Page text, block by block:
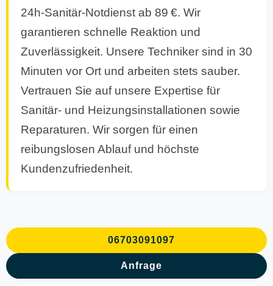
24h-Sanitär-Notdienst ab 89 €. Wir
garantieren schnelle Reaktion und
Zuverlässigkeit. Unsere Techniker sind in 30
Minuten vor Ort und arbeiten stets sauber.
Vertrauen Sie auf unsere Expertise für
Sanitär- und Heizungsinstallationen sowie
Reparaturen. Wir sorgen für einen
reibungslosen Ablauf und höchste
Kundenzufriedenheit.
06703091097
Anfrage